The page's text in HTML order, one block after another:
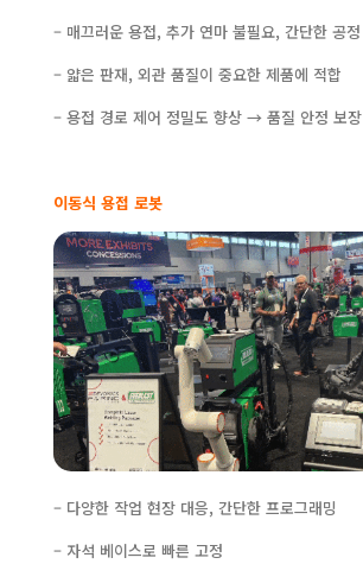
– 매끄러운 용접, 추가 연마 불필요, 간단한 공정
– 얇은 판재, 외관 품질이 중요한 제품에 적합
– 용접 경로 제어 정밀도 향상 → 품질 안정 보장
이동식 용접 로봇
– 다양한 작업 현장 대응, 간단한 프로그래밍
– 자석 베이스로 빠른 고정